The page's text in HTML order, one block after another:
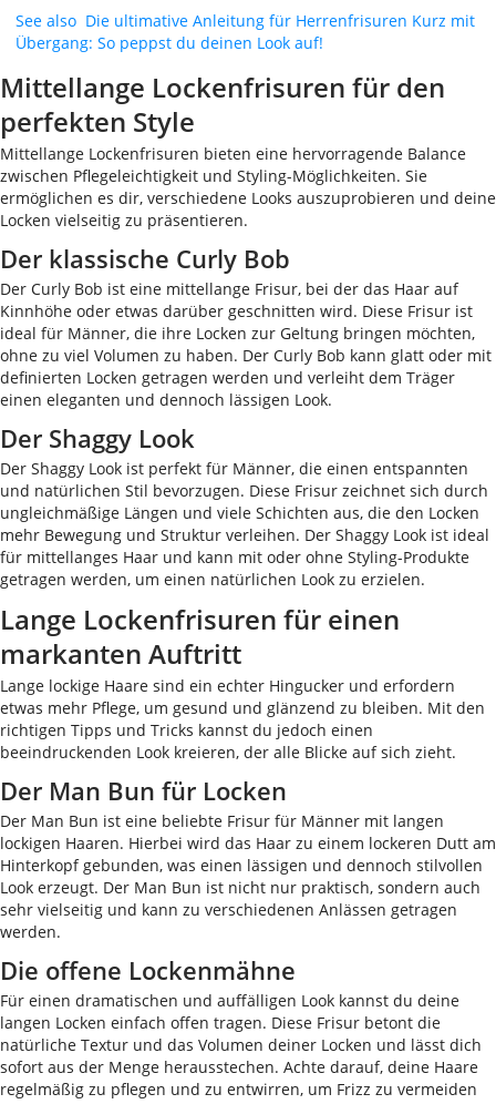
See also Die ultimative Anleitung für Herrenfrisuren Kurz mit
Übergang: So peppst du deinen Look auf!
Mittellange Lockenfrisuren für den
perfekten Style
Mittellange Lockenfrisuren bieten eine hervorragende Balance
zwischen Pflegeleichtigkeit und Styling-Möglichkeiten. Sie
ermöglichen es dir, verschiedene Looks auszuprobieren und deine
Locken vielseitig zu präsentieren.
Der klassische Curly Bob
Der Curly Bob ist eine mittellange Frisur, bei der das Haar auf
Kinnhöhe oder etwas darüber geschnitten wird. Diese Frisur ist
ideal für Männer, die ihre Locken zur Geltung bringen möchten,
ohne zu viel Volumen zu haben. Der Curly Bob kann glatt oder mit
definierten Locken getragen werden und verleiht dem Träger
einen eleganten und dennoch lässigen Look.
Der Shaggy Look
Der Shaggy Look ist perfekt für Männer, die einen entspannten
und natürlichen Stil bevorzugen. Diese Frisur zeichnet sich durch
ungleichmäßige Längen und viele Schichten aus, die den Locken
mehr Bewegung und Struktur verleihen. Der Shaggy Look ist ideal
für mittellanges Haar und kann mit oder ohne Styling-Produkte
getragen werden, um einen natürlichen Look zu erzielen.
Lange Lockenfrisuren für einen
markanten Auftritt
Lange lockige Haare sind ein echter Hingucker und erfordern
etwas mehr Pflege, um gesund und glänzend zu bleiben. Mit den
richtigen Tipps und Tricks kannst du jedoch einen
beeindruckenden Look kreieren, der alle Blicke auf sich zieht.
Der Man Bun für Locken
Der Man Bun ist eine beliebte Frisur für Männer mit langen
lockigen Haaren. Hierbei wird das Haar zu einem lockeren Dutt am
Hinterkopf gebunden, was einen lässigen und dennoch stilvollen
Look erzeugt. Der Man Bun ist nicht nur praktisch, sondern auch
sehr vielseitig und kann zu verschiedenen Anlässen getragen
werden.
Die offene Lockenmähne
Für einen dramatischen und auffälligen Look kannst du deine
langen Locken einfach offen tragen. Diese Frisur betont die
natürliche Textur und das Volumen deiner Locken und lässt dich
sofort aus der Menge herausstechen. Achte darauf, deine Haare
regelmäßig zu pflegen und zu entwirren, um Frizz zu vermeiden